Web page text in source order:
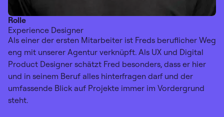
Rolle
Experience Designer
Als einer der ersten Mitarbeiter ist Freds beruflicher Weg
eng mit unserer Agentur verknüpft. Als UX und Digital
Product Designer schätzt Fred besonders, dass er hier
und in seinem Beruf alles hinterfragen darf und der
umfassende Blick auf Projekte immer im Vordergrund
steht.